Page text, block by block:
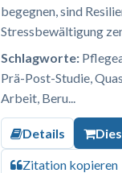
begegnen, sind
Stressbewältigung
Schlagworte:
Prä-Post-Studie,
Arbeit, Beru...
Details
Zitation kopieren